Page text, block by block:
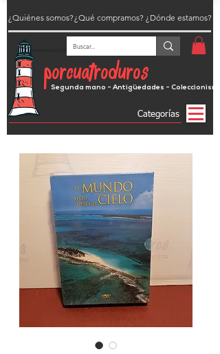
porcuatroduros
Segunda mano - Antigüedades - Coleccionismo
¿Dónde estamos?
¿Quiénes somos?
Categorías
¿Qué compramos?